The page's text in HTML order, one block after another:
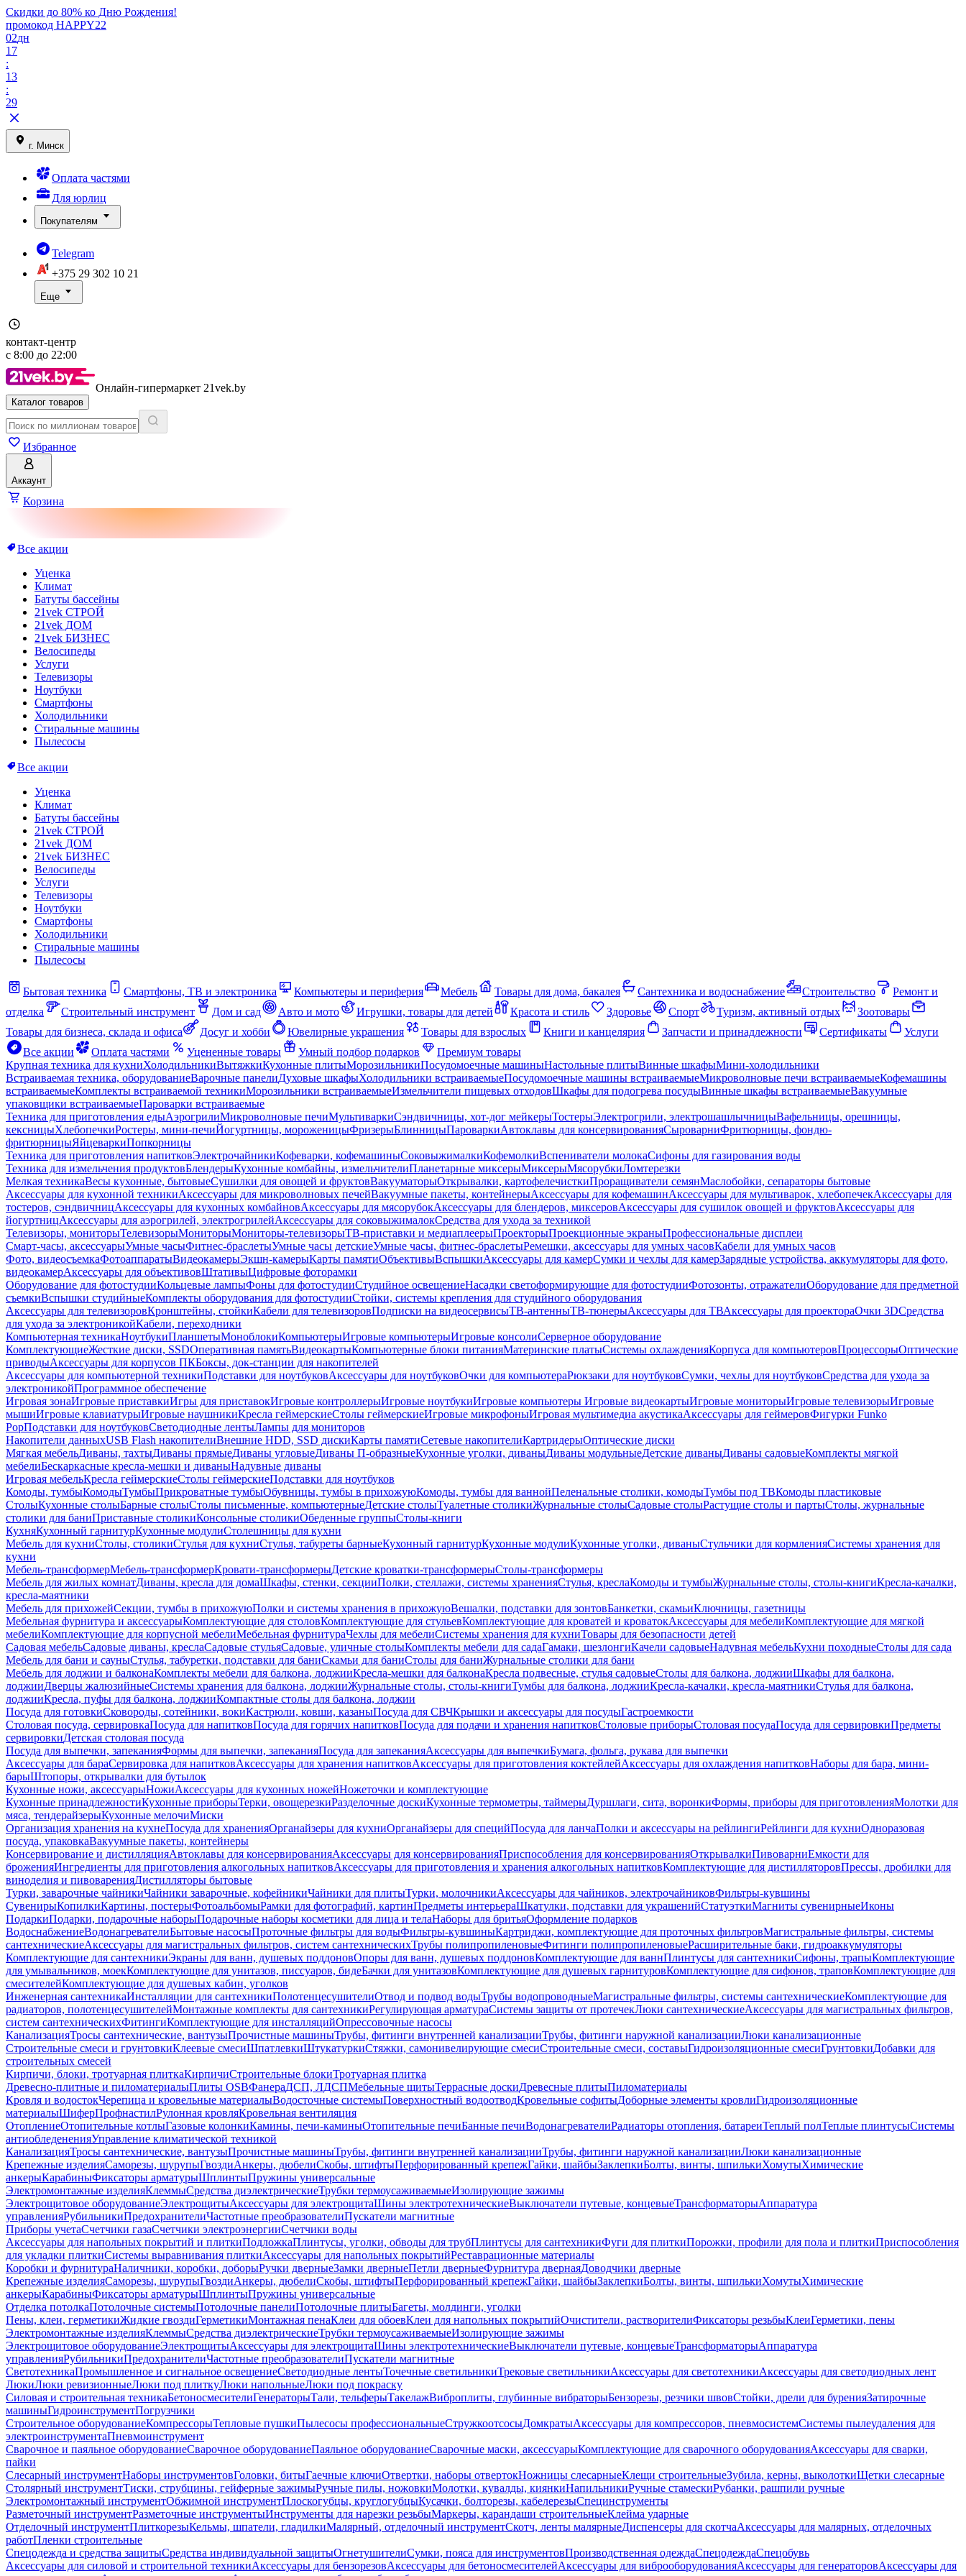
Скидки до 80% ко Дню Рождения!
промокод HAPPY22
02дн
17
:
13
:
29
г. Минск
Оплата частями
Для юрлиц
Покупателям
Telegram
+375 29 302 10 21
Еще
контакт-центр
с 8:00 до 22:00
Онлайн-гипермаркет 21vek.by
Каталог товаров
Избранное
Аккаунт
Корзина
Все акции
Уценка
Климат
Батуты бассейны
21vek СТРОЙ
21vek ДОМ
21vek БИЗНЕС
Велосипеды
Услуги
Телевизоры
Ноутбуки
Смартфоны
Холодильники
Стиральные машины
Пылесосы
Все акции
Уценка
Климат
Батуты бассейны
21vek СТРОЙ
21vek ДОМ
21vek БИЗНЕС
Велосипеды
Услуги
Телевизоры
Ноутбуки
Смартфоны
Холодильники
Стиральные машины
Пылесосы
Бытовая техника Смартфоны, ТВ и электроника Компьютеры и периферия Мебель Товары для дома, бакалея Сантехника и водоснабжение Строительство
Ремонт и
отделка
Строительный инструмент Дом и сад Авто и мото Игрушки, товары для детей Красота и стиль Здоровье Спорт Туризм, активный отдых
Зоотовары
Товары для бизнеса, склада и офиса
Досуг и хобби Ювелирные украшения Товары для взрослых Книги и канцелярия Запчасти и принадлежности Сертификаты
Услуги
Все акции
Оплата частями Уцененные товары Умный подбор подарков
Премиум товары
Крупная техника для кухниХолодильникиВытяжкиКухонные плитыМорозильникиПосудомоечные машиныНастольные плитыВинные шкафыМини-холодильники
Встраиваемая техника, оборудованиеВарочные панелиДуховые шкафыХолодильники встраиваемыеПосудомоечные машины встраиваемыеМикроволновые печи встраиваемыеКофемашины
встраиваемыеКомплекты встраиваемой техникиМорозильники встраиваемыеИзмельчители пищевых отходовШкафы для подогрева посудыВинные шкафы встраиваемыеВакуумные
упаковщики встраиваемыеПароварки встраиваемые
Техника для приготовления едыАэрогрилиМикроволновые печиМультиваркиСэндвичницы, хот-дог мейкерыТостерыЭлектрогрили, электрошашлычницыВафельницы, орешницы,
кексницыХлебопечкиРостеры, мини-печиЙогуртницы, мороженицыФризерыБлинницыПароваркиАвтоклавы для консервированияСыроварниФритюрницы, фондю-
фритюрницыЯйцеваркиПопкорницы
Техника для приготовления напитковЭлектрочайникиКофеварки, кофемашиныСоковыжималкиКофемолкиВспениватели молокаСифоны для газирования воды
Техника для измельчения продуктовБлендерыКухонные комбайны, измельчителиПланетарные миксерыМиксерыМясорубкиЛомтерезки
Мелкая техникаВесы кухонные, бытовыеСушилки для овощей и фруктовВакууматорыОткрывалки, картофелечисткиПроращиватели семянМаслобойки, сепараторы бытовые
Аксессуары для кухонной техникиАксессуары для микроволновых печейВакуумные пакеты, контейнерыАксессуары для кофемашинАксессуары для мультиварок, хлебопечекАксессуары для
тостеров, сэндвичницАксессуары для кухонных комбайновАксессуары для мясорубокАксессуары для блендеров, миксеровАксессуары для сушилок овощей и фруктовАксессуары для
йогуртницАксессуары для аэрогрилей, электрогрилейАксессуары для соковыжималокСредства для ухода за техникой
Телевизоры, мониторыТелевизорыМониторыМониторы-телевизорыТВ-приставки и медиаплеерыПроекторыПроекционные экраныПрофессиональные дисплеи
Смарт-часы, аксессуарыУмные часыФитнес-браслетыУмные часы детскиеУмные часы, фитнес-браслетыРемешки, аксессуары для умных часовКабели для умных часов
Фото, видеосъемкаФотоаппаратыВидеокамерыЭкшн-камерыКарты памятиОбъективыВспышкиАксессуары для камерСумки и чехлы для камерЗарядные устройства, аккумуляторы для фото,
видеокамерАксессуары для объективовШтативыЦифровые фоторамки
Оборудование для фотостудииКольцевые лампыФоны для фотостудииСтудийное освещениеНасадки светоформирующие для фотостудииФотозонты, отражателиОборудование для предметной
съемкиВспышки студийныеКомплекты оборудования для фотостудииСтойки, системы крепления для студийного оборудования
Аксессуары для телевизоровКронштейны, стойкиКабели для телевизоровПодписки на видеосервисыТВ-антенныТВ-тюнерыАксессуары для ТВАксессуары для проектораОчки 3DСредства
для ухода за электроникойКабели, переходники
Компьютерная техникаНоутбукиПланшетыМоноблокиКомпьютерыИгровые компьютерыИгровые консолиСерверное оборудование
КомплектующиеЖесткие диски, SSDОперативная памятьВидеокартыКомпьютерные блоки питанияМатеринские платыСистемы охлажденияКорпуса для компьютеровПроцессорыОптические
приводыАксессуары для корпусов ПКБоксы, док-станции для накопителей
Аксессуары для компьютерной техникиПодставки для ноутбуковАксессуары для ноутбуковОчки для компьютераРюкзаки для ноутбуковСумки, чехлы для ноутбуковСредства для ухода за
электроникойПрограммное обеспечение
Игровая зонаИгровые приставкиИгры для приставокИгровые контроллерыИгровые ноутбукиИгровые компьютеры Игровые видеокартыИгровые мониторыИгровые телевизорыИгровые
мышиИгровые клавиатурыИгровые наушникиКресла геймерскиеСтолы геймерскиеИгровые микрофоныИгровая мультимедиа акустикаАксессуары для геймеровФигурки Funko
PopПодставки для ноутбуковСветодиодные лентыЛампы для мониторов
Накопители данныхUSB Flash накопителиВнешние HDD, SSD дискиКарты памятиСетевые накопителиКартридерыОптические диски
Мягкая мебельДиваны, тахтыДиваны прямыеДиваны угловыеДиваны П-образныеКухонные уголки, диваныДиваны модульныеДетские диваныДиваны садовыеКомплекты мягкой
мебелиБескаркасные кресла-мешки и диваныНадувные диваны
Игровая мебельКресла геймерскиеСтолы геймерскиеПодставки для ноутбуков
Комоды, тумбыКомодыТумбыПрикроватные тумбыОбувницы, тумбы в прихожуюКомоды, тумбы для ваннойПеленальные столики, комодыТумбы под ТВКомоды пластиковые
СтолыКухонные столыБарные столыСтолы письменные, компьютерныеДетские столыТуалетные столикиЖурнальные столыСадовые столыРастущие столы и партыСтолы, журнальные
столики для баниПриставные столикиКонсольные столикиОбеденные группыСтолы-книги
КухняКухонный гарнитурКухонные модулиСтолешницы для кухни
Мебель для кухниСтолы, столикиСтулья для кухниСтулья, табуреты барныеКухонный гарнитурКухонные модулиКухонные уголки, диваныСтульчики для кормленияСистемы хранения для
кухни
Мебель-трансформерМебель-трансформерКровати-трансформерыДетские кроватки-трансформерыСтолы-трансформеры
Мебель для жилых комнатДиваны, кресла для домаШкафы, стенки, секцииПолки, стеллажи, системы храненияСтулья, креслаКомоды и тумбыЖурнальные столы, столы-книгиКресла-качалки,
кресла-маятники
Мебель для прихожейСекции, тумбы в прихожуюПолки и системы хранения в прихожуюВешалки, подставки для зонтовБанкетки, скамьиКлючницы, газетницы
Мебельная фурнитура и аксессуарыКомплектующие для столовКомплектующие для стульевКомплектующие для кроватей и кроватокАксессуары для мебелиКомплектующие для мягкой
мебелиКомплектующие для корпусной мебелиМебельная фурнитураЧехлы для мебелиСистемы хранения для кухниТовары для безопасности детей
Садовая мебельСадовые диваны, креслаСадовые стульяСадовые, уличные столыКомплекты мебели для садаГамаки, шезлонгиКачели садовыеНадувная мебельКухни походныеСтолы для сада
Мебель для бани и сауныСтулья, табуретки, подставки для баниСкамьи для баниСтолы для баниЖурнальные столики для бани
Мебель для лоджии и балконаКомплекты мебели для балкона, лоджииКресла-мешки для балконаКресла подвесные, стулья садовыеСтолы для балкона, лоджииШкафы для балкона,
лоджииДверцы жалюзийныеСистемы хранения для балкона, лоджииЖурнальные столы, столы-книгиТумбы для балкона, лоджииКресла-качалки, кресла-маятникиСтулья для балкона,
лоджииКресла, пуфы для балкона, лоджииКомпактные столы для балкона, лоджии
Посуда для готовкиСковороды, сотейники, вокиКастрюли, ковши, казаныПосуда для СВЧКрышки и аксессуары для посудыГастроемкости
Столовая посуда, сервировкаПосуда для напитковПосуда для горячих напитковПосуда для подачи и хранения напитковСтоловые приборыСтоловая посудаПосуда для сервировкиПредметы
сервировкиДетская столовая посуда
Посуда для выпечки, запеканияФормы для выпечки, запеканияПосуда для запеканияАксессуары для выпечкиБумага, фольга, рукава для выпечки
Аксессуары для бараСервировка для напитковАксессуары для хранения напитковАксессуары для приготовления коктейлейАксессуары для охлаждения напитковНаборы для бара, мини-
барыШтопоры, открывалки для бутылок
Кухонные ножи, аксессуарыНожиАксессуары для кухонных ножейНожеточки и комплектующие
Кухонные принадлежностиКухонные приборыТерки, овощерезкиРазделочные доскиКухонные термометры, таймерыДуршлаги, сита, воронкиФормы, приборы для приготовленияМолотки для
мяса, тендерайзерыКухонные мелочиМиски
Организация хранения на кухнеПосуда для храненияОрганайзеры для кухниОрганайзеры для специйПосуда для ланчаПолки и аксессуары на рейлингиРейлинги для кухниОдноразовая
посуда, упаковкаВакуумные пакеты, контейнеры
Консервирование и дистилляцияАвтоклавы для консервированияАксессуары для консервированияПриспособления для консервированияОткрывалкиПивоварниЕмкости для
броженияИнгредиенты для приготовления алкогольных напитковАксессуары для приготовления и хранения алкогольных напитковКомплектующие для дистилляторовПрессы, дробилки для
виноделия и пивоваренияДистилляторы бытовые
Турки, заварочные чайникиЧайники заварочные, кофейникиЧайники для плитыТурки, молочникиАксессуары для чайников, электрочайниковФильтры-кувшины
СувенирыКопилкиКартины, постерыФотоальбомыРамки для фотографий, картинПредметы интерьераШкатулки, подставки для украшенийСтатуэткиМагниты сувенирныеИконы
ПодаркиПодарки, подарочные наборыПодарочные наборы косметики для лица и телаНаборы для бритьяОформление подарков
ВодоснабжениеВодонагревателиБытовые насосыПроточные фильтры для водыФильтры-кувшиныКартриджи, комплектующие для проточных фильтровМагистральные фильтры, системы
сантехническиеАксессуары для магистральных фильтров, систем сантехническихТрубы полипропиленовыеФитинги полипропиленовыеРасширительные баки, гидроаккумуляторы
Комплектующие для сантехникиЭкраны для ванн, душевых поддоновОпоры для ванн, душевых поддоновКомплектующие для ваннПлинтусы для сантехникиСифоны, трапыКомплектующие
для умывальников, моекКомплектующие для унитазов, писсуаров, бидеБачки для унитазовКомплектующие для душевых гарнитуровКомплектующие для сифонов, траповКомплектующие для
смесителейКомплектующие для душевых кабин, уголков
Инженерная сантехникаИнсталляции для сантехникиПолотенцесушителиОтвод и подвод водыТрубы водопроводныеМагистральные фильтры, системы сантехническиеКомплектующие для
радиаторов, полотенцесушителейМонтажные комплекты для сантехникиРегулирующая арматураСистемы защиты от протечекЛюки сантехническиеАксессуары для магистральных фильтров,
систем сантехническихФитингиКомплектующие для инсталляцийОпрессовочные насосы
КанализацияТросы сантехнические, вантузыПрочистные машиныТрубы, фитинги внутренней канализацииТрубы, фитинги наружной канализацииЛюки канализационные
Строительные смеси и грунтовкиКлеевые смесиШпатлевкиШтукатуркиСтяжки, самонивелирующие смесиСтроительные смеси, составыГидроизоляционные смесиГрунтовкиДобавки для
строительных смесей
Кирпичи, блоки, тротуарная плиткаКирпичиСтроительные блокиТротуарная плитка
Древесно-плитные и пиломатериалыПлиты OSBФанераДСП, ЛДСПМебельные щитыТеррасные доскиДревесные плитыПиломатериалы
Кровля и водостокЧерепица и кровельные материалыВодосточные системыПоверхностный водоотводКровельные софитыДоборные элементы кровлиГидроизоляционные
материалыШиферПрофнастилРулонная кровляКровельная вентиляция
ОтоплениеОтопительные котлыГазовые колонкиКамины, печи-каминыОтопительные печиБанные печиВодонагревателиРадиаторы отопления, батареиТеплый полТеплые плинтусыСистемы
антиобледененияУправление климатической техникой
КанализацияТросы сантехнические, вантузыПрочистные машиныТрубы, фитинги внутренней канализацииТрубы, фитинги наружной канализацииЛюки канализационные
Крепежные изделияСаморезы, шурупыГвоздиАнкеры, дюбелиСкобы, штифтыПерфорированный крепежГайки, шайбыЗаклепкиБолты, винты, шпилькиХомутыХимические
анкерыКарабиныФиксаторы арматурыШплинтыПружины универсальные
Электромонтажные изделияКлеммыСредства диэлектрическиеТрубки термоусаживаемыеИзолирующие зажимы
Электрощитовое оборудованиеЭлектрощитыАксессуары для электрощитаШины электротехническиеВыключатели путевые, концевыеТрансформаторыАппаратура
управленияРубильникиПредохранителиЧастотные преобразователиПускатели магнитные
Приборы учетаСчетчики газаСчетчики электроэнергииСчетчики воды
Аксессуары для напольных покрытий и плиткиПодложкаПлинтусы, уголки, обводы для трубПлинтусы для сантехникиФуги для плиткиПорожки, профили для пола и плиткиПриспособления
для укладки плиткиСистемы выравнивания плиткиАксессуары для напольных покрытийРеставрационные материалы
Коробки и фурнитураНаличники, коробки, доборыРучки дверныеЗамки дверныеПетли дверныеФурнитура двернаяДоводчики дверные
Крепежные изделияСаморезы, шурупыГвоздиАнкеры, дюбелиСкобы, штифтыПерфорированный крепежГайки, шайбыЗаклепкиБолты, винты, шпилькиХомутыХимические
анкерыКарабиныФиксаторы арматурыШплинтыПружины универсальные
Отделка потолкаПотолочные системыПотолочные панелиПотолочные плитыБагеты, молдинги, уголки
Пены, клеи, герметикиЖидкие гвоздиГерметикиМонтажная пенаКлеи для обоевКлеи для напольных покрытийОчистители, растворителиФиксаторы резьбыКлеиГерметики, пены
Электромонтажные изделияКлеммыСредства диэлектрическиеТрубки термоусаживаемыеИзолирующие зажимы
Электрощитовое оборудованиеЭлектрощитыАксессуары для электрощитаШины электротехническиеВыключатели путевые, концевыеТрансформаторыАппаратура
управленияРубильникиПредохранителиЧастотные преобразователиПускатели магнитные
СветотехникаПромышленное и сигнальное освещениеСветодиодные лентыТочечные светильникиТрековые светильникиАксессуары для светотехникиАксессуары для светодиодных лент
ЛюкиЛюки ревизионныеЛюки под плиткуЛюки напольныеЛюки под покраску
Силовая и строительная техникаБетоносмесителиГенераторыТали, тельферыТакелажВиброплиты, глубинные вибраторыБензорезы, резчики швовСтойки, дрели для буренияЗатирочные
машиныГидроинструментПогрузчики
Строительное оборудованиеКомпрессорыТепловые пушкиПылесосы профессиональныеСтружкоотсосыДомкратыАксессуары для компрессоров, пневмосистемСистемы пылеудаления для
электроинструментаПневмоинструмент
Сварочное и паяльное оборудованиеСварочное оборудованиеПаяльное оборудованиеСварочные маски, аксессуарыКомплектующие для сварочного оборудованияАксессуары для сварки,
пайки
Слесарный инструментНаборы инструментовГоловки, битыГаечные ключиОтвертки, наборы отвертокНожницы слесарныеКлещи строительныеЗубила, керны, выколоткиЩетки слесарные
Столярный инструментТиски, струбцины, гейферные зажимыРучные пилы, ножовкиМолотки, кувалды, киянкиНапильникиРучные стамескиРубанки, рашпили ручные
Электромонтажный инструментОбжимной инструментПлоскогубцы, круглогубцыКусачки, болторезы, кабелерезыСпецинструменты
Разметочный инструментРазметочные инструментыИнструменты для нарезки резьбыМаркеры, карандаши строительныеКлейма ударные
Отделочный инструментПлиткорезыКельмы, шпатели, гладилкиМалярный, отделочный инструментСкотч, ленты малярныеДиспенсеры для скотчаАксессуары для малярных, отделочных
работПленки строительные
Спецодежда и средства защитыСредства индивидуальной защитыОгнетушителиСумки, пояса для инструментовПроизводственная одеждаСпецодеждаСпецобувь
Аксессуары для силовой и строительной техникиАксессуары для бензорезовАксессуары для бетоносмесителейАксессуары для виброоборудованияАксессуары для генераторовАксессуары для